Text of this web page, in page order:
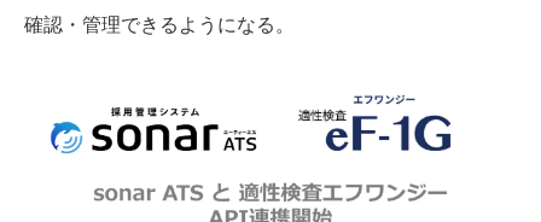
確認・管理できるようになる。